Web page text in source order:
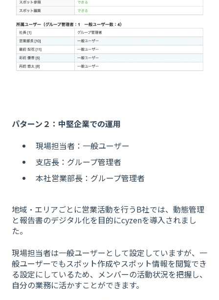
パターン２：中堅企業での運用
現場担当者：一般ユーザー
支店長：グループ管理者
本社営業部長：グループ管理者
地域・エリアごとに営業活動を行うB社では、動態管理
と報告書のデジタル化を目的にcyzenを導入されまし
た。
現場担当者は一般ユーザーとして設定していますが、一
般ユーザーでもスポット作成やスポット情報を閲覧でき
る設定にしているため、メンバーの活動状況を把握し、
自分の業務に活かすことができます。